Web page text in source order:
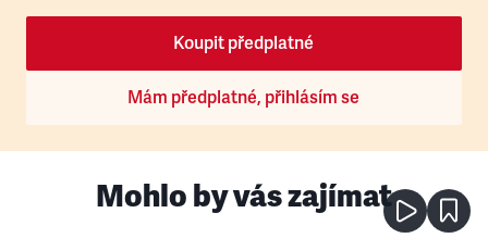
Koupit předplatné
Mám předplatné, přihlásím se
Mohlo by vás zajímat